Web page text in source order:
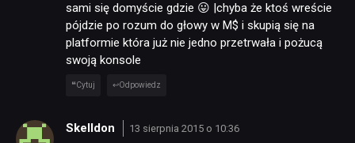
sami się domyście gdzie 😛 |chyba że ktoś wreście
pójdzie po rozum do głowy w M$ i skupią się na
platformie która już nie jedno przetrwała i pożucą
swoją konsole
Cytuj Odpowiedz
Skelldon 13 sierpnia 2015 o 10:36